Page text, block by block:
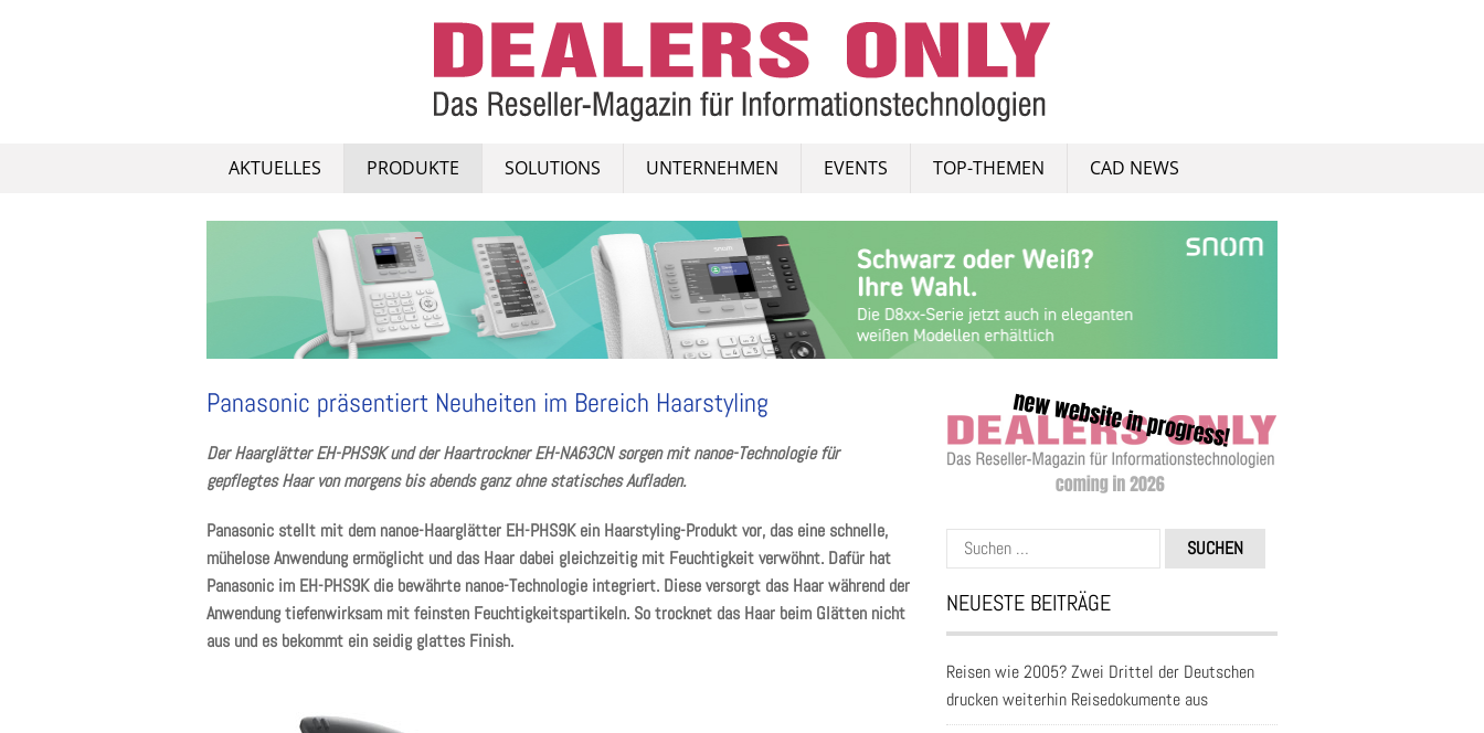
AKTUELLES PRODUKTE SOLUTIONS UNTERNEHMEN EVENTS TOP-THEMEN CAD NEWS
Panasonic präsentiert Neuheiten im Bereich Haarstyling
Der Haarglätter EH-PHS9K und der Haartrockner EH-NA63CN sorgen mit nanoe-Technologie für
gepflegtes Haar von morgens bis abends ganz ohne statisches Aufladen.
Panasonic stellt mit dem nanoe-Haarglätter EH-PHS9K ein Haarstyling-Produkt vor, das eine schnelle,
mühelose Anwendung ermöglicht und das Haar dabei gleichzeitig mit Feuchtigkeit verwöhnt. Dafür hat
Panasonic im EH-PHS9K die bewährte nanoe-Technologie integriert. Diese versorgt das Haar während der
Anwendung tiefenwirksam mit feinsten Feuchtigkeitspartikeln. So trocknet das Haar beim Glätten nicht
aus und es bekommt ein seidig glattes Finish.
Suchen
nach:
NEUESTE BEITRÄGE
Reisen wie 2005? Zwei Drittel der Deutschen
drucken weiterhin Reisedokumente aus